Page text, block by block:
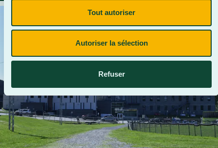
Tout autoriser
Autoriser la sélection
Refuser